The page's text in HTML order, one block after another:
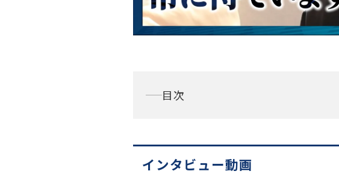
目次
インタビュー動画